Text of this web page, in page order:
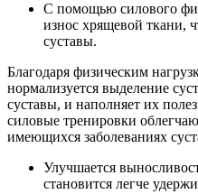
С помощью силового
износ хрящевой ткани,
суставы.
Благодаря физическим
нормализуется выделение
суставы, и наполняет их
силовые тренировки
имеющихся заболеваниях
Улучшается
становится легче